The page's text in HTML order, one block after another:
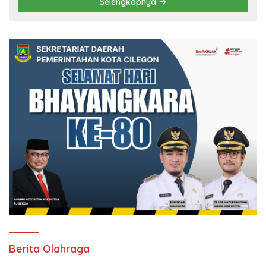
Berita Olahraga